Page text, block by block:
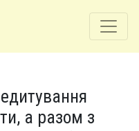
а разом з